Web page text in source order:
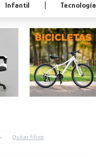
Infantil Tecnología
Quitar filtros